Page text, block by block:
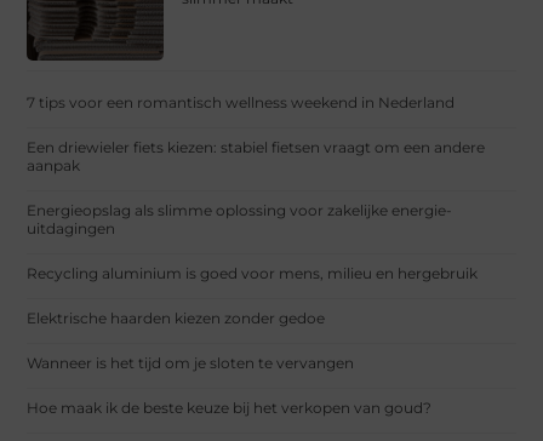
7 tips voor een romantisch wellness weekend in Nederland
Een driewieler fiets kiezen: stabiel fietsen vraagt om een andere
aanpak
Energieopslag als slimme oplossing voor zakelijke energie-
uitdagingen
Recycling aluminium is goed voor mens, milieu en hergebruik
Elektrische haarden kiezen zonder gedoe
Wanneer is het tijd om je sloten te vervangen
Hoe maak ik de beste keuze bij het verkopen van goud?